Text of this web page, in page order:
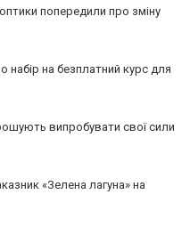
попередили про зміну
набір на безплатний курс для
випробувати свої сили
«Зелена лагуна» на